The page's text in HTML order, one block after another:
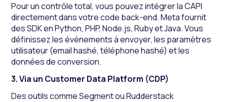
Pour un contrôle total, vous pouvez intégrer la CAPI
directement dans votre code back-end. Meta fournit
des SDK en Python, PHP, Node.js, Ruby et Java. Vous
définissez les événements à envoyer, les paramètres
utilisateur (email hashé, téléphone hashé) et les
données de conversion.
3. Via un Customer Data Platform (CDP)
Des outils comme Segment ou Rudderstack